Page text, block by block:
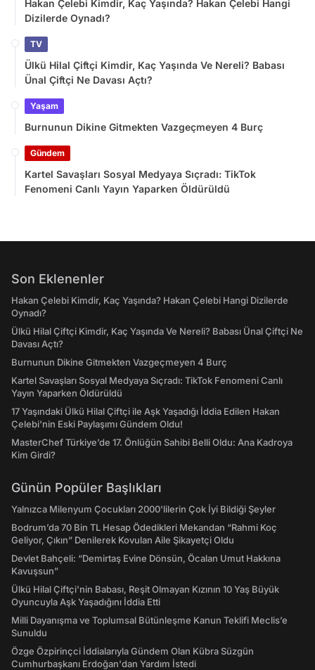
Hakan Çelebi Kimdir, Kaç Yaşında? Hakan Çelebi Hangi
Dizilerde Oynadı?
TV
Ülkü Hilal Çiftçi Kimdir, Kaç Yaşında Ve Nereli? Babası
Ünal Çiftçi Ne Davası Açtı?
Yaşam
Burnunun Dikine Gitmekten Vazgeçmeyen 4 Burç
Gündem
Kartel Savaşları Sosyal Medyaya Sıçradı: TikTok
Fenomeni Canlı Yayın Yaparken Öldürüldü
Son Eklenenler
Hakan Çelebi Kimdir, Kaç Yaşında? Hakan Çelebi Hangi Dizilerde
Oynadı?
Ülkü Hilal Çiftçi Kimdir, Kaç Yaşında Ve Nereli? Babası Ünal Çiftçi Ne
Davası Açtı?
Burnunun Dikine Gitmekten Vazgeçmeyen 4 Burç
Kartel Savaşları Sosyal Medyaya Sıçradı: TikTok Fenomeni Canlı
Yayın Yaparken Öldürüldü
17 Yaşındaki Ülkü Hilal Çiftçi ile Aşk Yaşadığı İddia Edilen Hakan
Çelebi'nin Eski Paylaşımı Gündem Oldu!
MasterChef Türkiye’de 17. Önlüğün Sahibi Belli Oldu: Ana Kadroya
Kim Girdi?
Günün Popüler Başlıkları
Yalnızca Milenyum Çocukları 2000'lilerin Çok İyi Bildiği Şeyler
Bodrum’da 70 Bin TL Hesap Ödedikleri Mekandan “Rahmi Koç
Geliyor, Çıkın” Denilerek Kovulan Aile Şikayetçi Oldu
Devlet Bahçeli: “Demirtaş Evine Dönsün, Öcalan Umut Hakkına
Kavuşsun”
Ülkü Hilal Çiftçi'nin Babası, Reşit Olmayan Kızının 10 Yaş Büyük
Oyuncuyla Aşk Yaşadığını İddia Etti
Milli Dayanışma ve Toplumsal Bütünleşme Kanun Teklifi Meclis’e
Sunuldu
Özge Özpirinçci İddialarıyla Gündem Olan Kübra Süzgün
Cumhurbaşkanı Erdoğan'dan Yardım İstedi